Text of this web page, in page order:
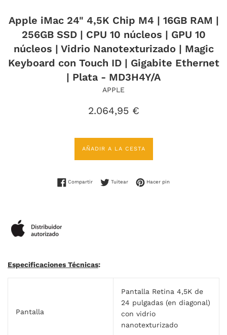
Apple iMac 24" 4,5K Chip M4 | 16GB RAM |
256GB SSD | CPU 10 núcleos | GPU 10
núcleos | Vidrio Nanotexturizado | Magic
Keyboard con Touch ID | Gigabite Ethernet
| Plata - MD3H4Y/A
APPLE
Precio
2.064,95 €
AÑADIR A LA CESTA
CompartirCompartir en Facebook
TuitearTuitear en Twitter
Hacer pinPinear en Pinterest
Especificaciones Técnicas:
Pantalla
Pantalla Retina 4,5K de
24 pulgadas (en diagonal)
con vidrio
nanotexturizado